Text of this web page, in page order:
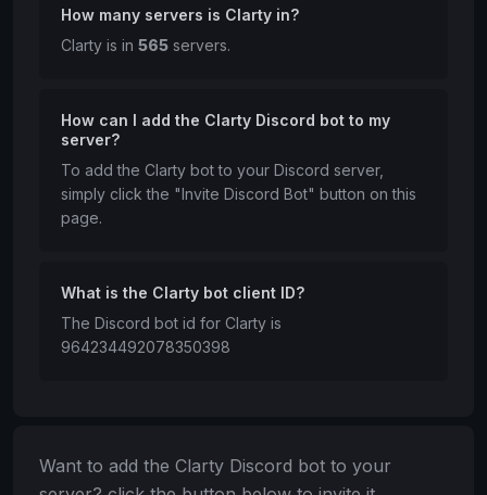
How many servers is Clarty in?
Clarty is in 565 servers.
How can I add the Clarty Discord bot to my
server?
To add the Clarty bot to your Discord server,
simply click the "Invite Discord Bot" button on this
page.
What is the Clarty bot client ID?
The Discord bot id for Clarty is
964234492078350398
Want to add the Clarty Discord bot to your